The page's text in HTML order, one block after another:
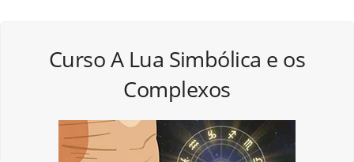
Curso A Lua Simbólica e os
Complexos